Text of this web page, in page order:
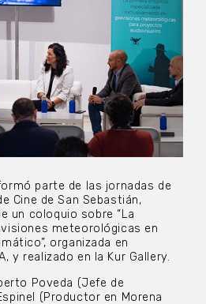
parte de las jornadas de
Cine de San Sebastián,
un coloquio sobre “La
meteorológicas en
organizada en
y realizado en la Kur Gallery.
Poveda (Jefe de
(Productor en Morena